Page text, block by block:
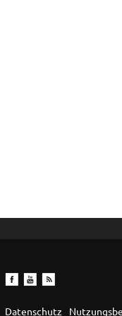
Datenschutz